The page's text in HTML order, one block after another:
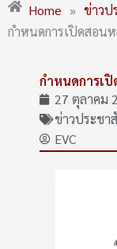
Home » ข่าวป
กำหนดการเปิดสอน
กำหนดการเ
27 ตุลาคม
ข่าวประช
EVC